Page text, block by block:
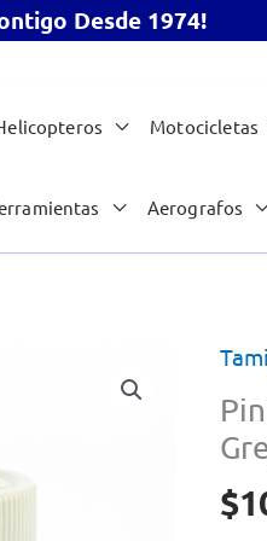
Desde 1974!
Motocicletas
Aerografos
$